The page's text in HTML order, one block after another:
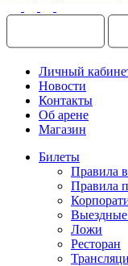
Личный
Новости
Контакты
Об арене
Магазин
Билеты
Правила
Правила
Ложи
Ресторан